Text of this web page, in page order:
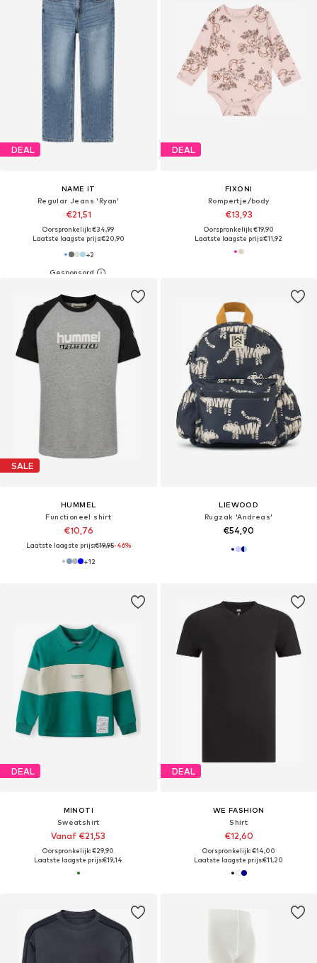
DEAL
NAME IT
Regular Jeans 'Ryan'
€21,51
Oorspronkelijk: €34,99
Laatste laagste prijs:€20,90
+2
DEAL
FIXONI
Rompertje/body
€13,93
Oorspronkelijk: €19,90
Laatste laagste prijs:€11,92
SALE
HUMMEL
Functioneel shirt
€10,76
Laatste laagste prijs:€19,95-46%
+12
LIEWOOD
Rugzak 'Andreas'
€54,90
DEAL
MINOTI
Sweatshirt
Vanaf €21,53
Oorspronkelijk: €29,90
Laatste laagste prijs:€19,14
DEAL
WE FASHION
Shirt
€12,60
Oorspronkelijk: €14,00
Laatste laagste prijs:€11,20